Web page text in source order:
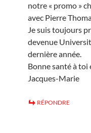
notre « promo »
avec Pierre
Je suis toujours
devenue
dernière année.
Bonne santé à toi
Jacques-Marie
RÉPONDRE